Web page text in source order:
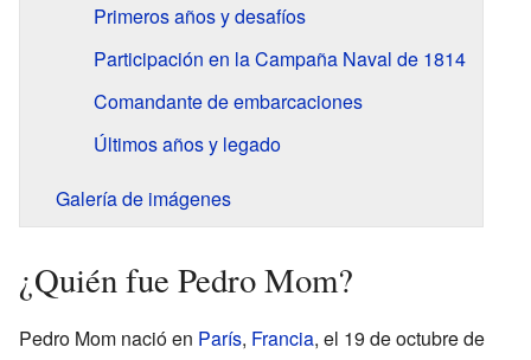
Primeros años y desafíos
Participación en la Campaña Naval de 1814
Comandante de embarcaciones
Últimos años y legado
Galería de imágenes
¿Quién fue Pedro Mom?
Pedro Mom nació en París, Francia, el 19 de octubre de